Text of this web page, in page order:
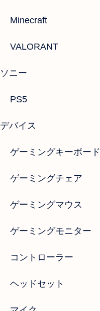
Minecraft
VALORANT
ソニー
PS5
デバイス
ゲーミングキーボード
ゲーミングチェア
ゲーミングマウス
ゲーミングモニター
コントローラー
ヘッドセット